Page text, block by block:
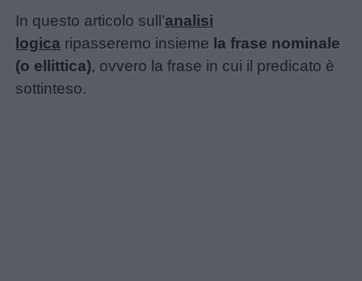
In questo articolo sull’analisi
logica ripasseremo insieme la frase nominale
(o ellittica), ovvero la frase in cui il predicato è
sottinteso.